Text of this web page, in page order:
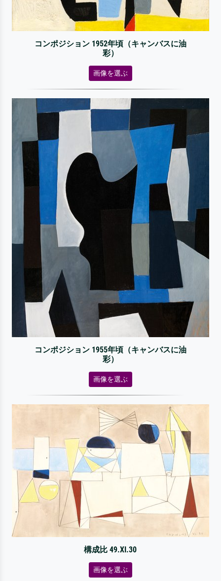
コンポジション 1952年頃（キャンバスに油
彩）
画像を選ぶ
コンポジション 1955年頃（キャンバスに油
彩）
画像を選ぶ
構成比 49.XI.30
画像を選ぶ